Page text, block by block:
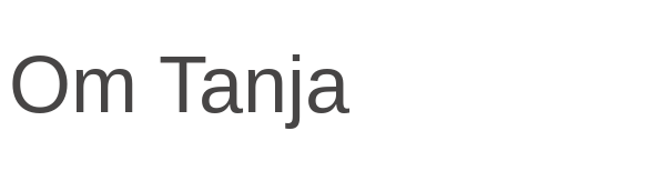
Om Tanja